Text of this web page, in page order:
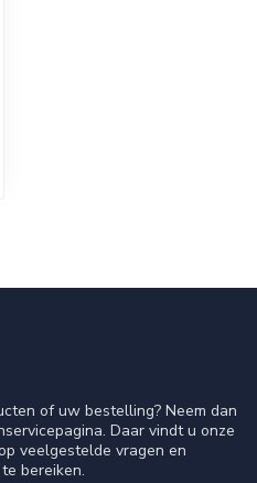
of uw bestelling? Neem dan
Daar vindt u onze
veelgestelde vragen en
bereiken.